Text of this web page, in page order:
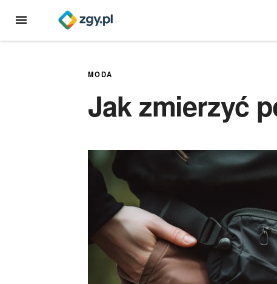
MENU
MODA
Jak zmierzyć